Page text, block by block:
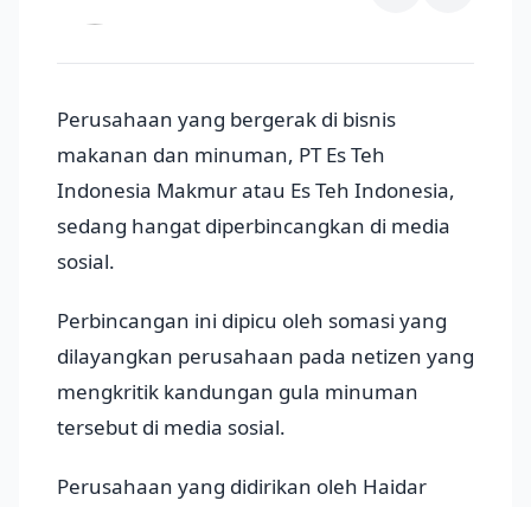
Perusahaan yang bergerak di bisnis
makanan dan minuman, PT Es Teh
Indonesia Makmur atau Es Teh Indonesia,
sedang hangat diperbincangkan di media
sosial.
Perbincangan ini dipicu oleh somasi yang
dilayangkan perusahaan pada netizen yang
mengkritik kandungan gula minuman
tersebut di media sosial.
Perusahaan yang didirikan oleh Haidar